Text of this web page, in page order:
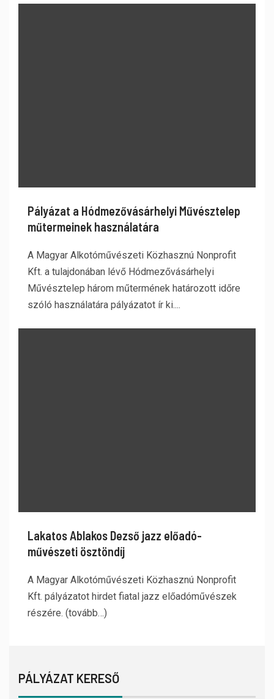
Pályázat a Hódmezővásárhelyi Művésztelep
műtermeinek használatára
A Magyar Alkotóművészeti Közhasznú Nonprofit
Kft. a tulajdonában lévő Hódmezővásárhelyi
Művésztelep három műtermének határozott időre
szóló használatára pályázatot ír ki....
Lakatos Ablakos Dezső jazz előadó-
művészeti ösztöndíj
A Magyar Alkotóművészeti Közhasznú Nonprofit
Kft. pályázatot hirdet fiatal jazz előadóművészek
részére. (tovább…)
PÁLYÁZAT KERESŐ